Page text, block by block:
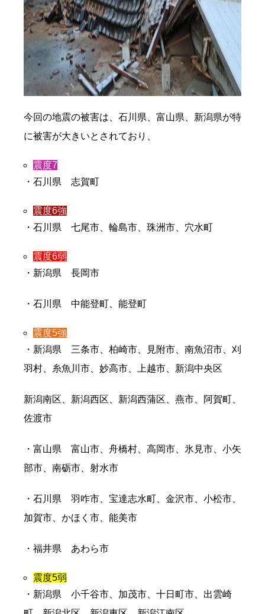
今回の地震の被害は、石川県、富山県、新潟県が特
に被害が大きいとされており、
震度7
・石川県 志賀町
震度6強
・石川県 七尾市、輪島市、珠洲市、穴水町
震度6弱
・新潟県 長岡市
・石川県 中能登町、能登町
震度5強
・新潟県 三条市、柏崎市、見附市、南魚沼市、刈
羽村、糸魚川市、妙高市、上越市、新潟中央区
新潟南区、新潟西区、新潟西蒲区、燕市、阿賀町、
佐渡市
・富山県 富山市、舟橋村、高岡市、氷見市、小矢
部市、南砺市、射水市
・石川県 羽咋市、宝達志水町、金沢市、小松市、
加賀市、かほく市、能美市
・福井県 あわら市
震度5弱
・新潟県 小千谷市、加茂市、十日町市、出雲崎